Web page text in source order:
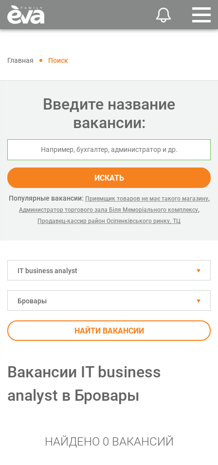
Главная Поиск
Введите название
вакансии:
ИСКАТЬ
Популярные вакансии: Приемщик товаров не має такого магазину,
Администратор торгового зала Біля Меморіального комплексу,
Продавец-кассир район Осіпенківського ринку, ТЦ
IT business analyst
Бровары
НАЙТИ ВАКАНСИИ
Вакансии IT business
analyst в Бровары
НАЙДЕНО 0 ВАКАНСИЙ